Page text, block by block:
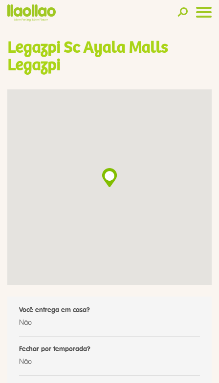
Legazpi Sc Ayala Malls
Legazpi
Você entrega em casa?
Não
Fechar por temporada?
Não